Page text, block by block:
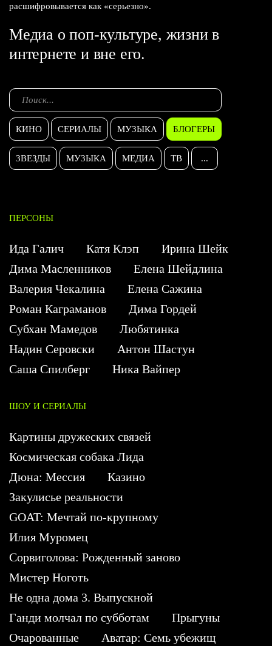
расшифровывается как «серьезно».
Медиа о поп-культуре, жизни в
интернете и вне его.
КИНО СЕРИАЛЫ МУЗЫКА БЛОГЕРЫ
ЗВЕЗДЫ МУЗЫКА МЕДИА ТВ ...
ПЕРСОНЫ
Ида Галич Катя Клэп
Ирина Шейк
Дима Масленников
Елена Шейдлина
Валерия Чекалина
Елена Сажина
Роман Каграманов
Дима Гордей
Субхан Мамедов
Любятинка
Надин Серовски
Антон Шастун
Саша Спилберг
Ника Вайпер
ШОУ И СЕРИАЛЫ
Картины дружеских связей
Космическая собака Лида
Дюна: Мессия
Казино
Закулисье реальности
GOAT: Мечтай по-крупному
Илия Муромец
Сорвиголова: Рожденный заново
Мистер Ноготь
Не одна дома 3. Выпускной
Ганди молчал по субботам
Прыгуны
Очарованные
Аватар: Семь убежищ